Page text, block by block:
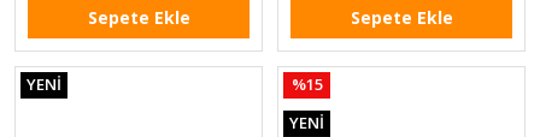
Sepete Ekle Sepete Ekle
YENİ
%15
YENİ